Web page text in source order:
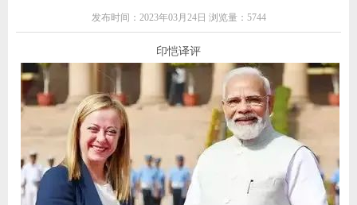
发布时间：2023年03月24日 浏览量：5744
印恺译评